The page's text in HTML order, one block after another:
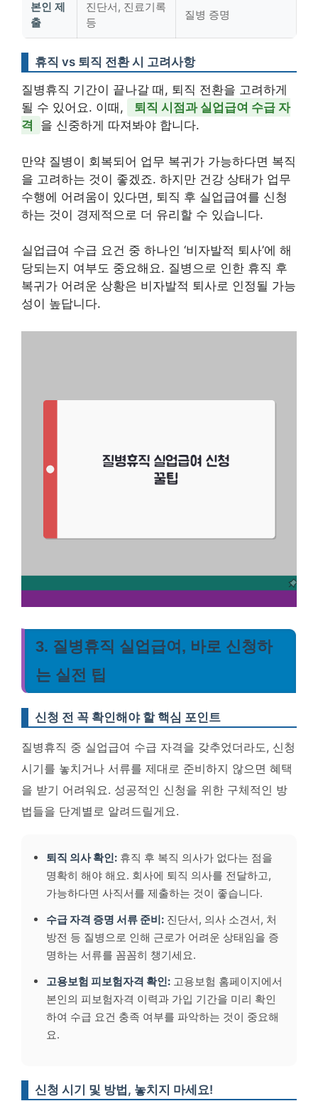
본인 제
출
진단서, 진료기록
등
질병 증명
휴직 vs 퇴직 전환 시 고려사항
질병휴직 기간이 끝나갈 때, 퇴직 전환을 고려하게
될 수 있어요. 이때,
퇴직 시점과 실업급여 수급 자
격
을 신중하게 따져봐야 합니다.
만약 질병이 회복되어 업무 복귀가 가능하다면 복직
을 고려하는 것이 좋겠죠. 하지만 건강 상태가 업무
수행에 어려움이 있다면, 퇴직 후 실업급여를 신청
하는 것이 경제적으로 더 유리할 수 있습니다.
실업급여 수급 요건 중 하나인 ‘비자발적 퇴사’에 해
당되는지 여부도 중요해요. 질병으로 인한 휴직 후
복귀가 어려운 상황은 비자발적 퇴사로 인정될 가능
성이 높답니다.
3. 질병휴직 실업급여, 바로 신청하
는 실전 팁
신청 전 꼭 확인해야 할 핵심 포인트
질병휴직 중 실업급여 수급 자격을 갖추었더라도, 신청
시기를 놓치거나 서류를 제대로 준비하지 않으면 혜택
을 받기 어려워요. 성공적인 신청을 위한 구체적인 방
법들을 단계별로 알려드릴게요.
퇴직 의사 확인: 휴직 후 복직 의사가 없다는 점을
명확히 해야 해요. 회사에 퇴직 의사를 전달하고,
가능하다면 사직서를 제출하는 것이 좋습니다.
수급 자격 증명 서류 준비: 진단서, 의사 소견서, 처
방전 등 질병으로 인해 근로가 어려운 상태임을 증
명하는 서류를 꼼꼼히 챙기세요.
고용보험 피보험자격 확인: 고용보험 홈페이지에서
본인의 피보험자격 이력과 가입 기간을 미리 확인
하여 수급 요건 충족 여부를 파악하는 것이 중요해
요.
신청 시기 및 방법, 놓치지 마세요!